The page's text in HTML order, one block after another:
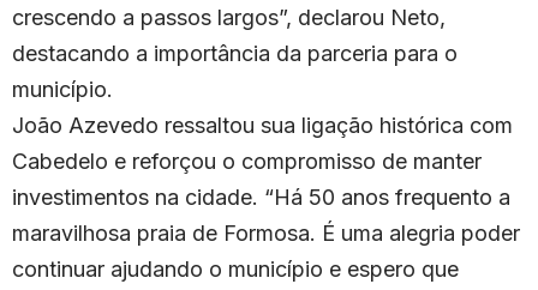
crescendo a passos largos”, declarou Neto,
destacando a importância da parceria para o
município.
João Azevedo ressaltou sua ligação histórica com
Cabedelo e reforçou o compromisso de manter
investimentos na cidade. “Há 50 anos frequento a
maravilhosa praia de Formosa. É uma alegria poder
continuar ajudando o município e espero que